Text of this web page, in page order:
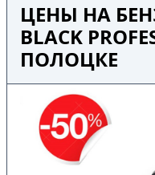
ЦЕНЫ НА
BLACK
ПОЛОЦКЕ